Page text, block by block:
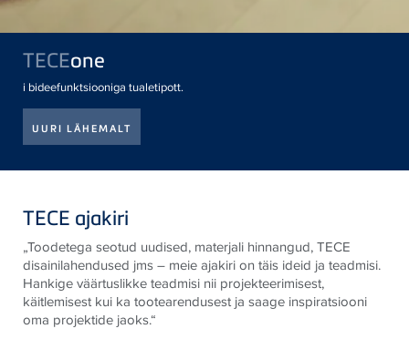
TECEone
i bideefunktsiooniga tualetipott.
UURI LÄHEMALT
TECE ajakiri
„Toodetega seotud uudised, materjali hinnangud,TECE
disainilahendused jms – meie ajakiri on täis ideid ja teadmisi.
Hankige väärtuslikke teadmisi nii projekteerimisest,
käitlemisest kui ka tootearendusest ja saage inspiratsiooni
oma projektide jaoks.“